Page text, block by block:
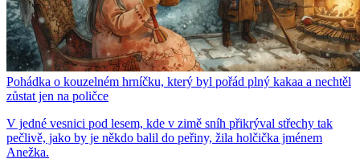
Pohádka o kouzelném hrníčku, který byl pořád plný kakaa a nechtěl
zůstat jen na poličce
V jedné vesnici pod lesem, kde v zimě sníh přikrýval střechy tak
pečlivě, jako by je někdo balil do peřiny, žila holčička jménem
Anežka.